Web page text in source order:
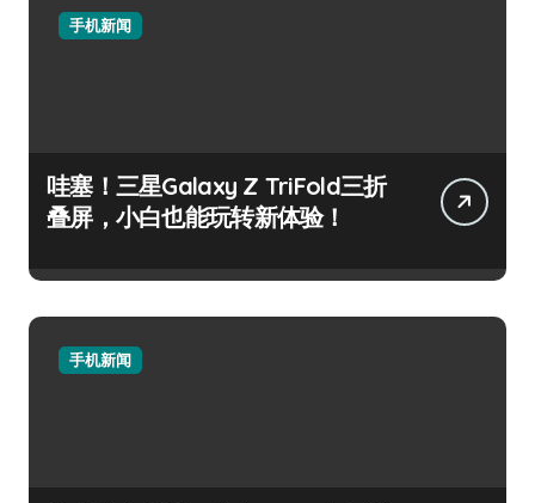
手机新闻
哇塞！三星Galaxy Z TriFold三折
叠屏，小白也能玩转新体验！
手机新闻